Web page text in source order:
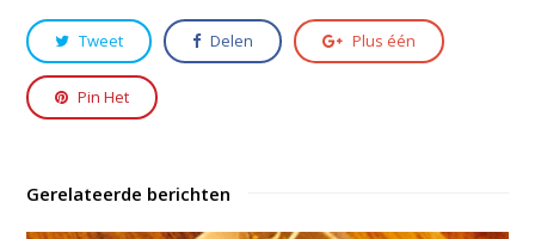
Tweet Delen Plus één
Pin Het
Gerelateerde berichten